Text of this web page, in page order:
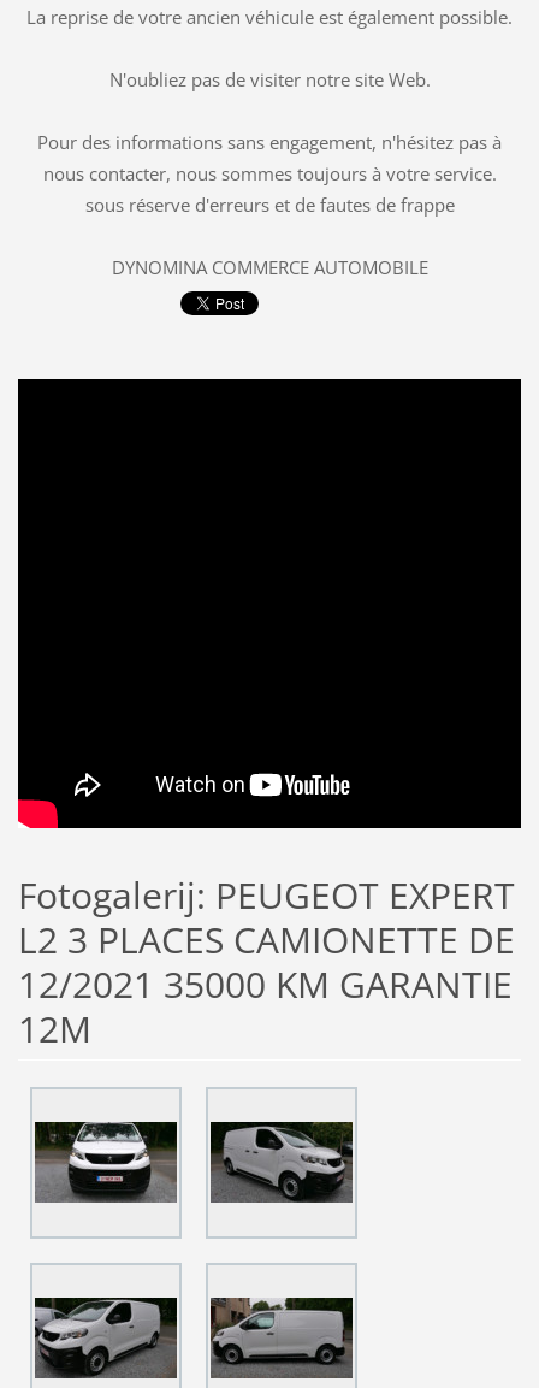
La reprise de votre ancien véhicule est également possible.
N'oubliez pas de visiter notre site Web.
Pour des informations sans engagement, n'hésitez pas à
nous contacter, nous sommes toujours à votre service.
sous réserve d'erreurs et de fautes de frappe
DYNOMINA COMMERCE AUTOMOBILE
Fotogalerij: PEUGEOT EXPERT
L2 3 PLACES CAMIONETTE DE
12/2021 35000 KM GARANTIE
12M